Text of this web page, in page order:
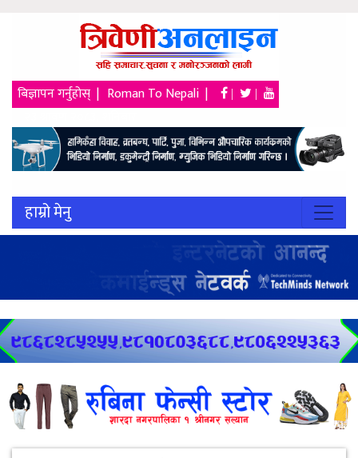
बिज्ञापन गर्नुहोस् | Roman To Nepali | | |
हाम्रो मेनु